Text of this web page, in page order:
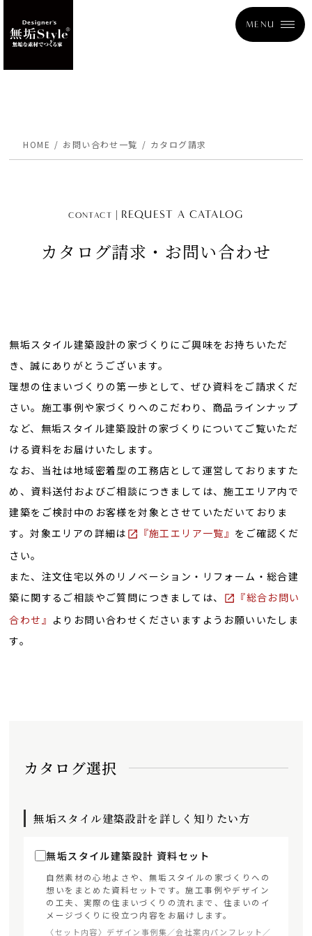
MENU
HOME お問い合わせ一覧 カタログ請求
CONTACT REQUEST A CATALOG
カタログ請求・お問い合わせ
無垢スタイル建築設計の家づくりにご興味をお持ちいただ
き、誠にありがとうございます。
理想の住まいづくりの第一歩として、ぜひ資料をご請求くだ
さい。施工事例や家づくりへのこだわり、商品ラインナップ
など、無垢スタイル建築設計の家づくりについてご覧いただ
ける資料をお届けいたします。
なお、当社は地域密着型の工務店として運営しておりますた
め、資料送付およびご相談につきましては、施工エリア内で
建築をご検討中のお客様を対象とさせていただいておりま
す。対象エリアの詳細は
『施工エリア一覧』 をご確認くだ
さい。
また、注文住宅以外のリノベーション・リフォーム・総合建
築に関するご相談やご質問につきましては、
『総合お問い
合わせ』 よりお問い合わせくださいますようお願いいたしま
す。
カタログ選択
無垢スタイル建築設計を詳しく知りたい方
無垢スタイル建築設計 資料セット
自然素材の心地よさや、無垢スタイルの家づくりへの
想いをまとめた資料セットです。施工事例やデザイン
の工夫、実際の住まいづくりの流れまで、住まいのイ
メージづくりに役立つ内容をお届けします。
〈セット内容〉デザイン事例集／会社案内パンフレット／